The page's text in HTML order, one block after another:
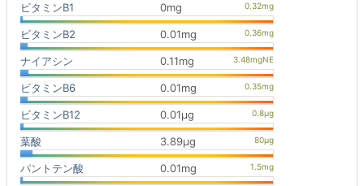
ビタミンB1 0mg
ビタミンB2 0.01mg
ナイアシン 0.11mg
ビタミンB6 0.01mg
ビタミンB12 0.01μg
葉酸 3.89μg
パントテン酸 0.01mg